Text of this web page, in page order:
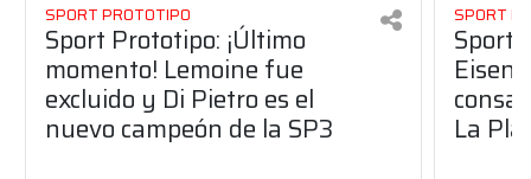
SPORT PROTOTIPO
Sport Prototipo: ¡Último
momento! Lemoine fue
excluido y Di Pietro es el
nuevo campeón de la SP3
SPORT
Sport
La